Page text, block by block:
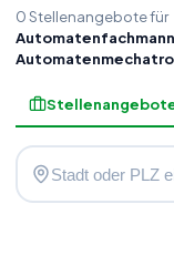
0Stellenangebotefür